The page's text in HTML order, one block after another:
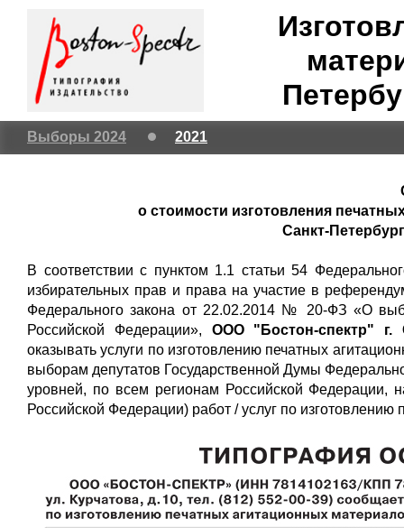
Выборы 2024 2021
о стоимости изготовления
Санкт-
В соответствии с пунктом 1.1 статьи 54
избирательных прав и права на участие в
Федерального закона от 22.02.2014 № 20-ФЗ «О
Российской Федерации», ООО "Бостон-спектр" г.
оказывать услуги по изготовлению печатных
выборам депутатов Государственной Думы
уровней, по всем регионам Российской Федерации,
Российской Федерации) работ / услуг по